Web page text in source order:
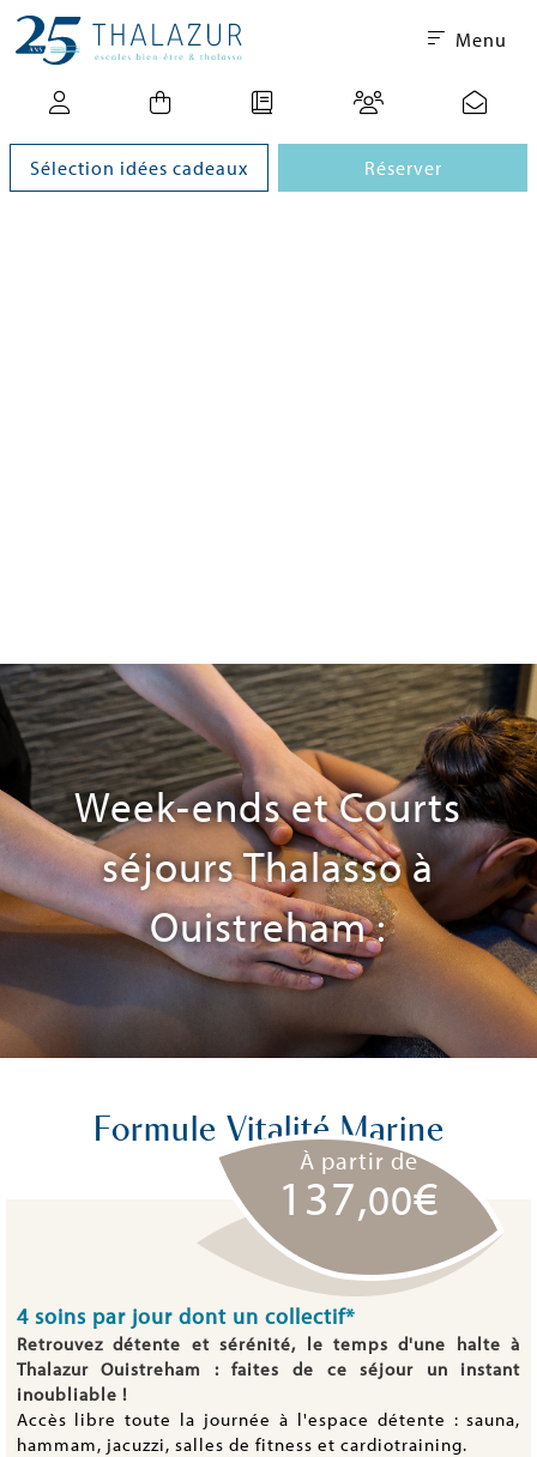
Menu
Sélection idées cadeaux Réserver
Week-ends et Courts
séjours Thalasso à
Ouistreham :
Formule Vitalité Marine
À partir de
137,00€
4 soins par jour dont un collectif*
Retrouvez détente et sérénité, le temps d'une halte à
Thalazur Ouistreham : faites de ce séjour un instant
inoubliable !
Accès libre toute la journée à l'espace détente : sauna,
hammam, jacuzzi, salles de fitness et cardiotraining.